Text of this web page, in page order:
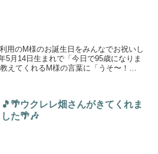
用のM様のお誕生日をみんなでお祝いし
えてくれるM様の言葉に「うそ〜！！
🎵🌴ウクレレ畑さんがきてくれま
した🌴🎶